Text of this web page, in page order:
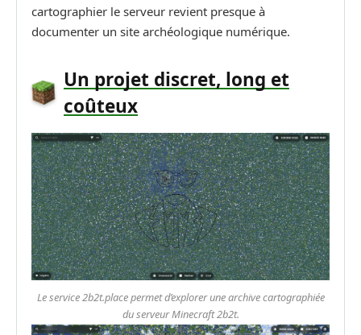
cartographier le serveur revient presque à
documenter un site archéologique numérique.
Un projet discret, long et
coûteux
Le service 2b2t.place permet d’explorer une archive cartographiée
du serveur Minecraft 2b2t.